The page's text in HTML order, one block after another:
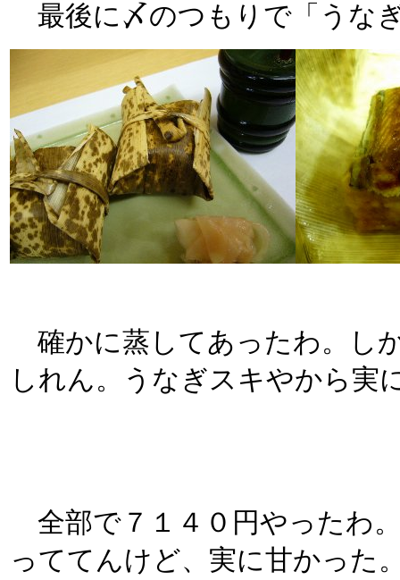
最後に〆のつもりで「うな
確かに蒸してあったわ。し
しれん。うなぎスキやから実
全部で７１４０円やったわ
っててんけど、実に甘かった